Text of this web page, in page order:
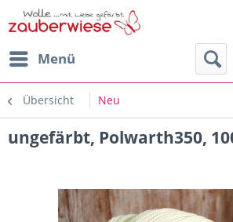
Menü
Übersicht Neu
ungefärbt, Polwarth350,